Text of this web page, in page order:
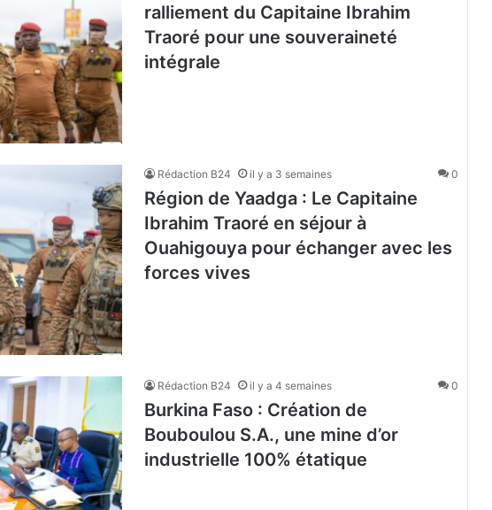
ralliement du Capitaine Ibrahim
Traoré pour une souveraineté
intégrale
Rédaction B24 il y a 3 semaines 0
Région de Yaadga : Le Capitaine
Ibrahim Traoré en séjour à
Ouahigouya pour échanger avec les
forces vives
Rédaction B24 il y a 4 semaines 0
Burkina Faso : Création de
Bouboulou S.A., une mine d’or
industrielle 100% étatique